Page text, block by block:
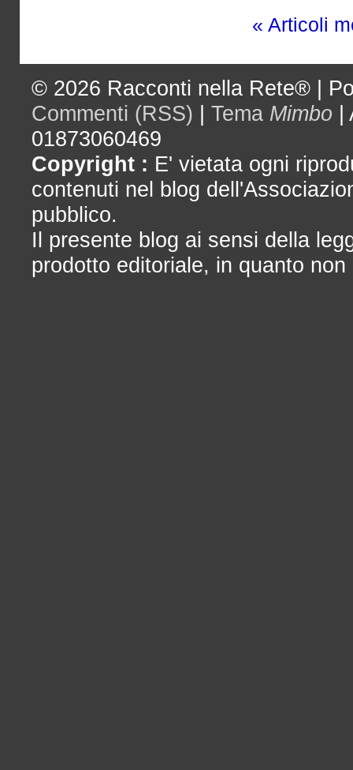
« Articoli
© 2026 Racconti nella Rete® |
Commenti (RSS) | Tema Mimbo |
01873060469
Copyright : E' vietata ogni
contenuti nel blog
pubblico.
Il presente blog ai sensi della
prodotto editoriale, in quanto